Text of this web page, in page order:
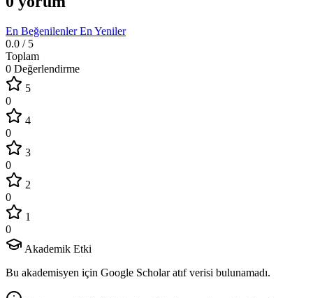
En BeğenilenlerEn Yeniler
0.0 / 5
Toplam
0 Değerlendirme
5
0
4
0
3
0
2
0
1
0
Akademik Etki
Bu akademisyen için Google Scholar atıf verisi bulunamadı.